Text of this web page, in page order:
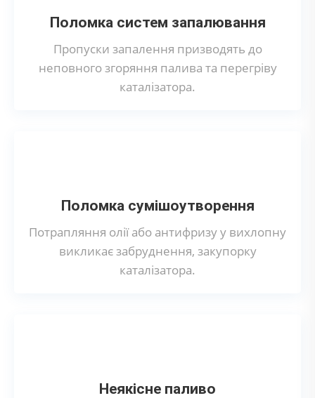
Поломка систем запалювання
Пропуски запалення призводять до
неповного згоряння палива та перегріву
каталізатора.
Поломка сумішоутворення
Потрапляння олії або антифризу у вихлопну
викликає забруднення, закупорку
каталізатора.
Неякісне паливо